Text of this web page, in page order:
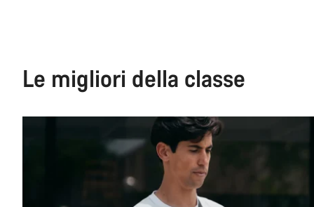
Le migliori della classe